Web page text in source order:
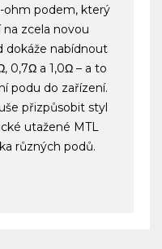
ohm podem, který
zcela novou
dokáže nabídnout
0,7Ω a 1,0Ω – a to
podu do zařízení.
přizpůsobit styl
utažené MTL
různých podů.